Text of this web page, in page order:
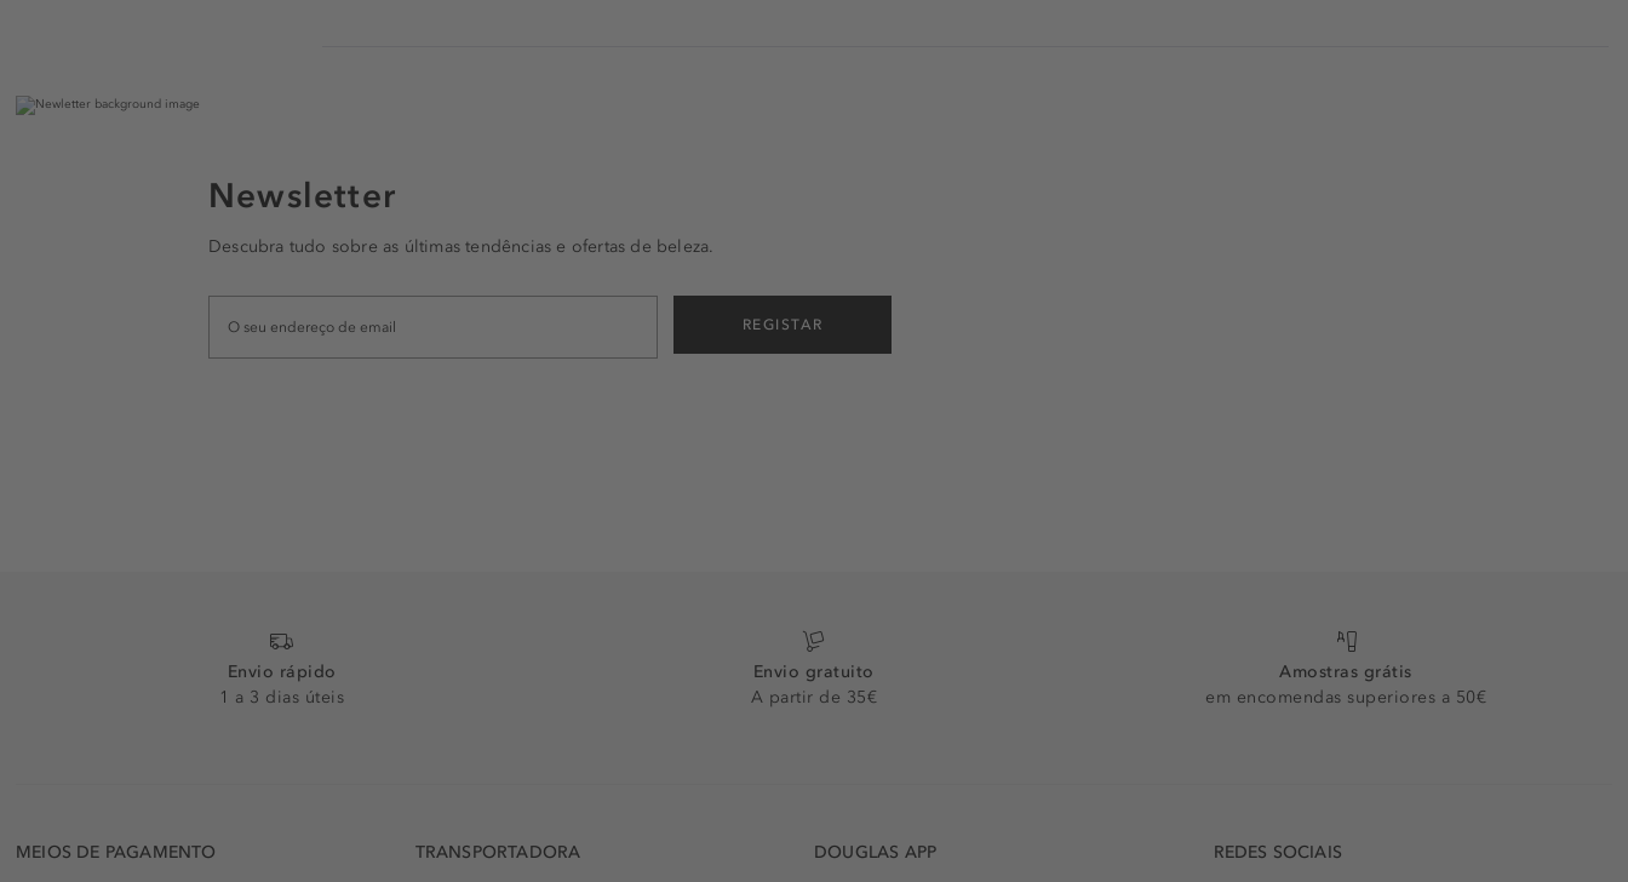
Newsletter
Descubra tudo sobre as últimas tendências e ofertas de beleza.
REGISTAR
Envio rápido
1 a 3 dias úteis
Envio gratuito
A partir de 35€
Amostras grátis
em encomendas superiores a 50€
MEIOS DE PAGAMENTO TRANSPORTADORA DOUGLAS APP REDES SOCIAIS